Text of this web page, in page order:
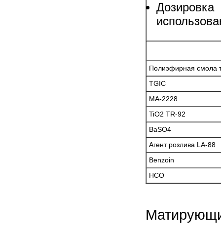
Полиэфирная смола
TGIC
MA-2228
TiO2 TR-92
BaSO4
Агент розлива LA-88
Benzoin
HCO